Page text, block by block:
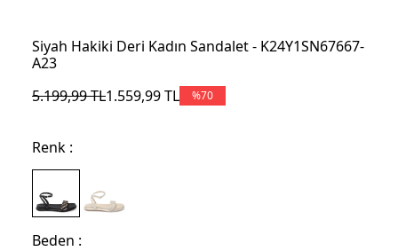
Siyah Hakiki Deri Kadın Sandalet - K24Y1SN67667-
A23
5.199,99TL1.559,99TL %70
Renk :
Beden :